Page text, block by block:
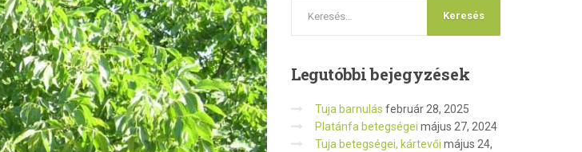
Legutóbbibejegyzések
Tuja barnulás február 28, 2025
Platánfa betegségei május 27, 2024
Tuja betegségei, kártevői május 24,